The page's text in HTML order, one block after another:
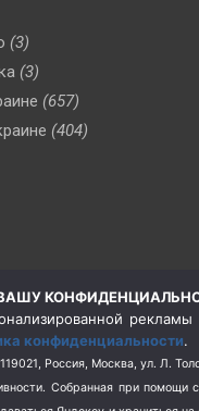
(3)
(3)
(657)
(404)
конфиденциальности.
Россия, Москва, ул. Л.
Собранная при помощи